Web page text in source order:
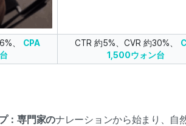
、
CPA
CTR 約5%、CVR 約30%、
1,500ウォン台
：専門家のナレーションから始まり、自